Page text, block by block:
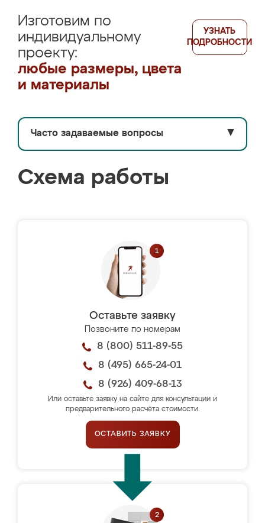
Изготовим по
индивидуальному
проекту:
любые размеры, цвета
и материалы
УЗНАТЬ
ПОДРОБНОСТИ
Часто задаваемые вопросы ▼
Схема работы
Оставьте заявку
Позвоните по номерам
8 (800) 511-89-55
8 (495) 665-24-01
8 (926) 409-68-13
Или оставьте заявку на сайте для консультации и
предварительного расчёта стоимости.
ОСТАВИТЬ ЗАЯВКУ